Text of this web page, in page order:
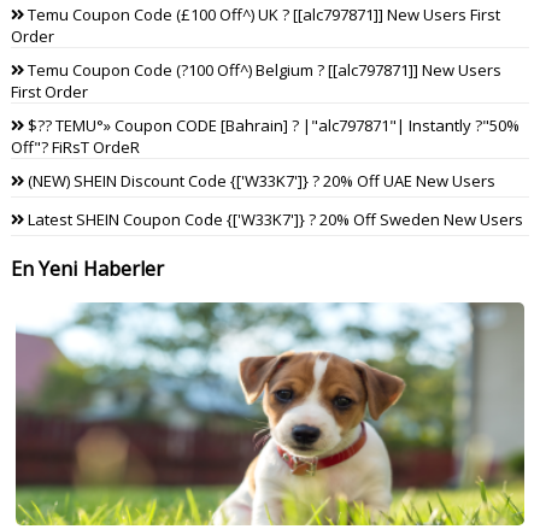
Temu Coupon Code (£100 Off^) UK ? [[alc797871]] New Users First
Order
Temu Coupon Code (?100 Off^) Belgium ? [[alc797871]] New Users
First Order
$?? TEMU°» Coupon CODE [Bahrain] ? |"alc797871"| Instantly ?"50%
Off"? FiRsT OrdeR
(NEW) SHEIN Discount Code {['W33K7']} ? 20% Off UAE New Users
Latest SHEIN Coupon Code {['W33K7']} ? 20% Off Sweden New Users
En Yeni Haberler